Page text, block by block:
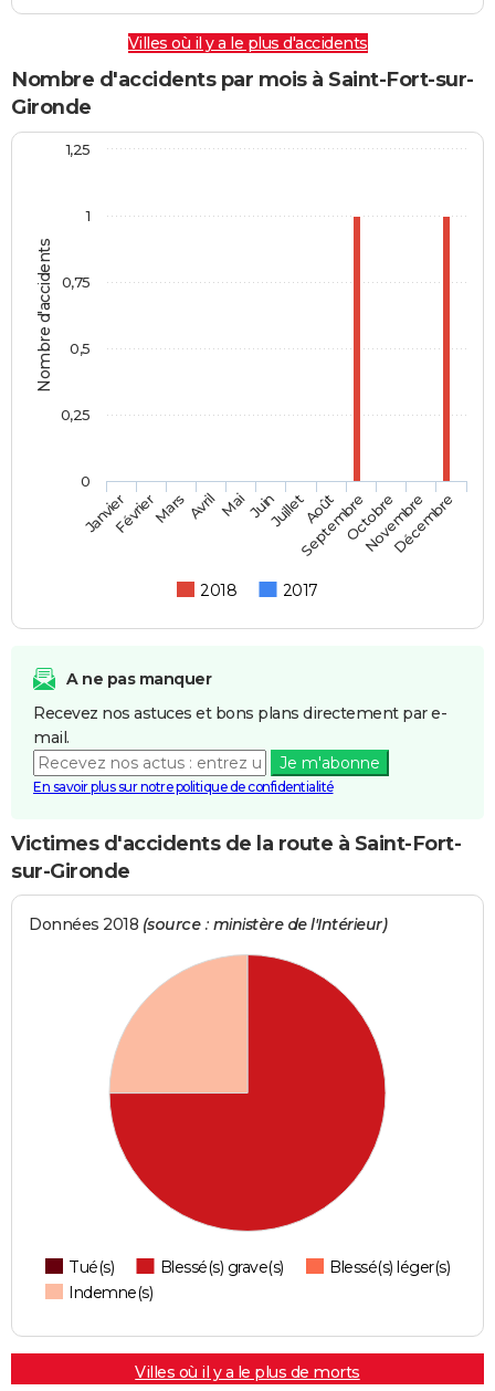
Villes où il y a le plus d'accidents
Nombre d'accidents par mois à Saint-Fort-sur-
Gironde
Nombre d'accidents
2018 2017
JanvierFévrierMars AvrilMaiJuinJuilletAoût
SeptembreOctobre
Novembre
Décembre
0
1
0,25
0,5
0,75
1,25
A ne pas manquer
Recevez nos astuces et bons plans directement par e-
mail.
Je m'abonne
En savoir plus sur notre politique de confidentialité
Victimes d'accidents de la route à Saint-Fort-
sur-Gironde
Données 2018 (source : ministère de l'Intérieur)
Tué(s) Blessé(s) grave(s)
Blessé(s) léger(s)
Indemne(s)
Villes où il y a le plus de morts